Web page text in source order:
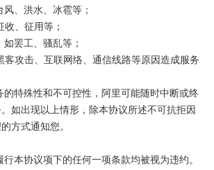
、洪水、冰雹等；
、征用等；
罢工、骚乱等；
攻击、互联网络、通信线路等原因造成服务
特殊性和不可控性，阿里可能随时中断或终
如出现以上情形，除本协议所述不可抗拒因
方式通知您。
本协议项下的任何一项条款均被视为违约。